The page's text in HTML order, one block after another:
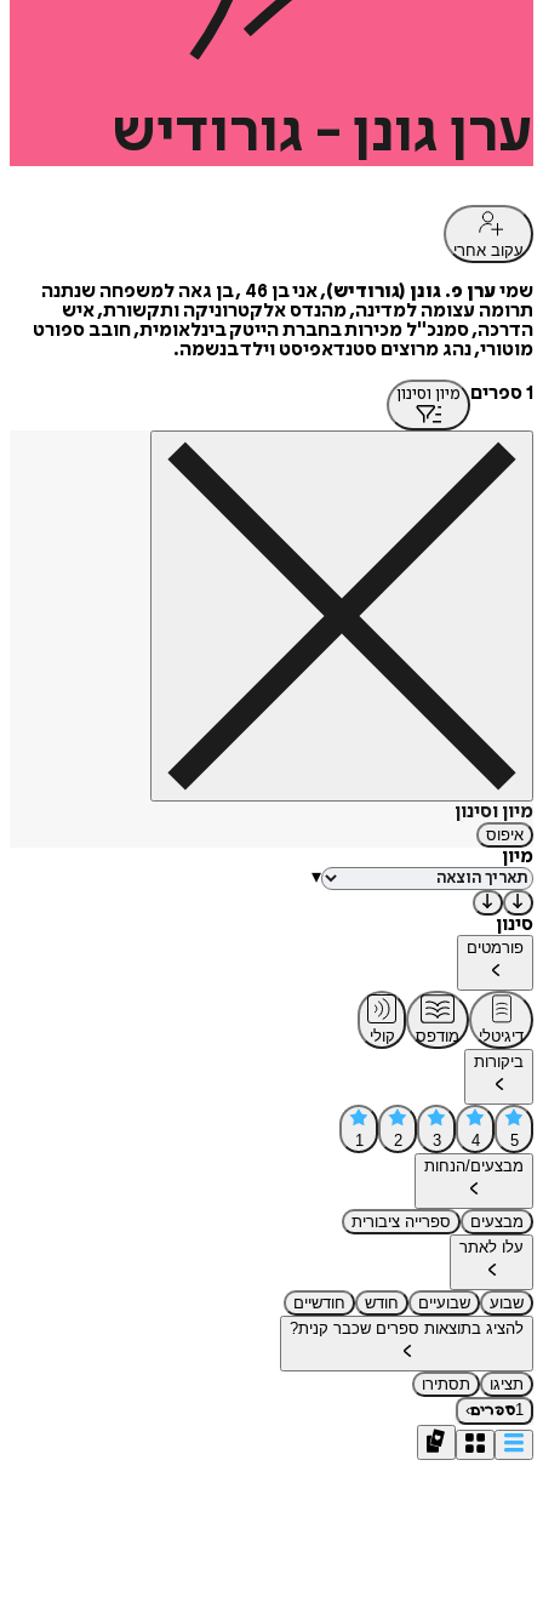
ערן גונן - גורודיש
עקוב אחרי
שמיערן פ. גונן (גורודיש)
, אני בן 46 , בן גאה למשפחה שנתנה
תרומה עצומה למדינה, מהנדס אלקטרוניקה ותקשורת, איש
הדרכה, סמנכ"ל מכירות בחברת הייטק בינלאומית, חובב ספורט
מוטורי, נהג מרוצים סטנדאפיסט וילד בנשמה.
1 ספרים
מיון וסינון
מיון וסינון
איפוס
מיון
▾
סינון
פורמטים
דיגיטלי מודפס
קולי
ביקורות
5
4
3
2
1
מבצעים/הנחות
מבצעים
ספרייה ציבורית
עלו לאתר
שבוע שבועיים חודש
חודשיים
להציג בתוצאות ספרים שכבר קנית?
תציגו
תסתירו
1ספרים›